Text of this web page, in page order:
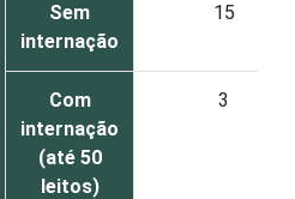
Sem
internação
15
Com
internação
(até 50
leitos)
3